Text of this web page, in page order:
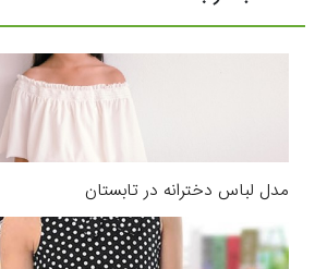
مدل لباس دخترانه در تابستان